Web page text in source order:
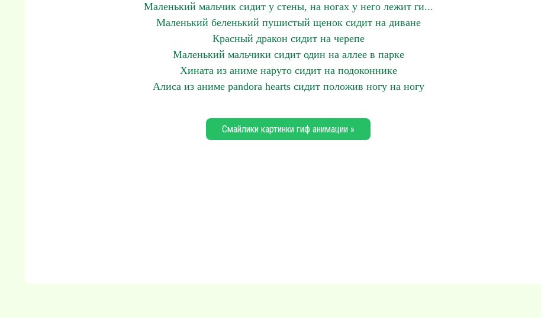
Маленький мальчик сидит у стены, на ногах у него лежит ги...
Маленький беленький пушистый щенок сидит на диване
Красный дракон сидит на черепе
Маленький мальчики сидит один на аллее в парке
Хината из аниме наруто сидит на подоконнике
Алиса из аниме pandora hearts сидит положив ногу на ногу
Смайлики картинки гиф анимации »